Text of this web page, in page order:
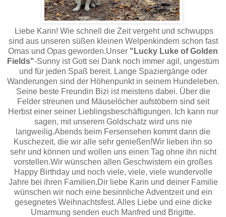
Liebe Karin! Wie schnell die Zeit vergeht und schwupps
sind aus unseren süßen kleinen Welpenkindern schon fast
Omas und Opas geworden.Unser "Lucky Luke of Golden
Fields"-Sunny ist Gott sei Dank noch immer agil, ungestüm
und für jeden Spaß bereit. Lange Spaziergänge oder
Wanderungen sind der Höhenpunkt in seinem Hundeleben.
Seine beste Freundin Bizi ist meistens dabei. Über die
Felder streunen und Mäuselöcher aufstöbern sind seit
Herbst einer seiner Lieblingsbeschäftigungen. Ich kann nur
sagen, mit unserem Goldschatz wird uns nie
langweilig.Abends beim Fersensehen kommt dann die
Kuschezeit, die wir alle sehr genießen!Wir lieben ihn so
sehr und können und wollen uns einen Tag ohne ihn nicht
vorstellen.Wir wünschen allen Geschwistern ein großes
Happy Birthday und noch viele, viele, viele wundervolle
Jahre bei ihren Familien.Dir liebe Karin und deiner Familie
wünschen wir noch eine besinnliche Adventzeit und ein
gesegnetes Weihnachtsfest. Alles Liebe und eine dicke
Umarmung senden euch Manfred und Brigitte.